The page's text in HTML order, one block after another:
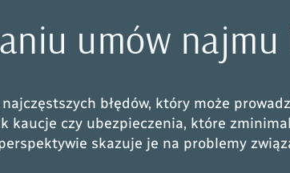
umów
błędów, który może
kaucje czy ubezpieczenia, które
skazuje je na problemy